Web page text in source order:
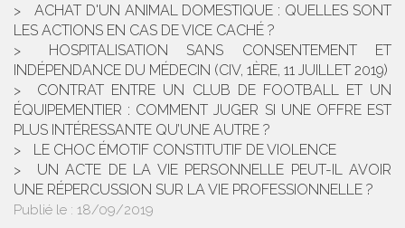
ACHAT D'UN ANIMAL DOMESTIQUE : QUELLES SONT
LES ACTIONS EN CAS DE VICE CACHÉ ?
HOSPITALISATION SANS CONSENTEMENT ET
INDÉPENDANCE DU MÉDECIN (CIV, 1ÈRE, 11 JUILLET 2019)
CONTRAT ENTRE UN CLUB DE FOOTBALL ET UN
ÉQUIPEMENTIER : COMMENT JUGER SI UNE OFFRE EST
PLUS INTÉRESSANTE QU’UNE AUTRE ?
LE CHOC ÉMOTIF CONSTITUTIF DE VIOLENCE
UN ACTE DE LA VIE PERSONNELLE PEUT-IL AVOIR
UNE RÉPERCUSSION SUR LA VIE PROFESSIONNELLE ?
Publié le : 18/09/2019